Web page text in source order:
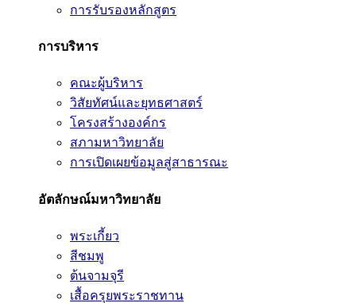
การรับรองหลักสูตร
การบริหาร
คณะผู้บริหาร
วิสัยทัศน์และยุทธศาสตร์
โครงสร้างองค์กร
สภามหาวิทยาลัย
การเปิดเผยข้อมูลสู่สาธารณะ
อัตลักษณ์มหาวิทยาลัย
พระเกี้ยว
สีชมพู
ต้นจามจุรี
เสื้อครุยพระราชทาน